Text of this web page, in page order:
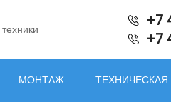
+7
+7
МОНТАЖ